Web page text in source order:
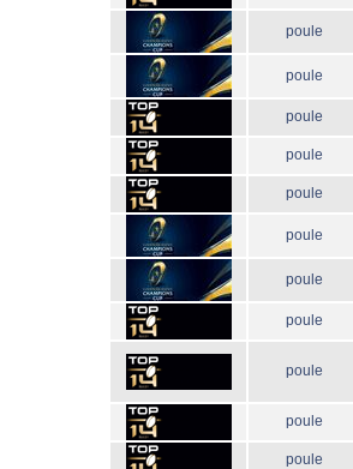
poule
poule
poule
poule
poule
poule
poule
poule
poule
poule
poule